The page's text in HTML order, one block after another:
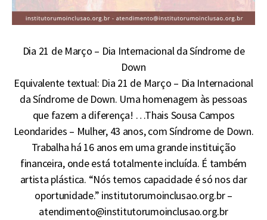
Dia 21 de Março – Dia Internacional da Síndrome de
Down
Equivalente textual: Dia 21 de Março – Dia Internacional
da Síndrome de Down. Uma homenagem às pessoas
que fazem a diferença! …Thais Sousa Campos
Leondarides – Mulher, 43 anos, com Síndrome de Down.
Trabalha há 16 anos em uma grande instituição
financeira, onde está totalmente incluída. É também
artista plástica. “Nós temos capacidade é só nos dar
oportunidade.” institutorumoinclusao.org.br –
atendimento@institutorumoinclusao.org.br